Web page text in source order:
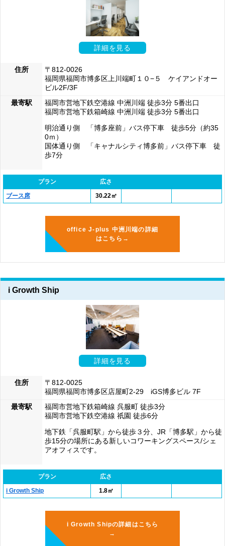
詳細を見る
住所
〒812-0026
福岡県福岡市博多区上川端町１０−５ ケイアンドオー
ビル2F/3F
最寄駅
福岡市営地下鉄空港線 中洲川端 徒歩3分 5番出口
福岡市営地下鉄箱崎線 中洲川端 徒歩3分 5番出口
明治通り側 「博多座前」バス停下車 徒歩5分（約35
0ｍ）
国体通り側 「キャナルシティ博多前」バス停下車 徒
歩7分
プラン
広さ
ブース席
30.22㎡
office J-plus 中洲川端の詳細
はこちら→
i Growth Ship
詳細を見る
住所
〒812-0025
福岡県福岡市博多区店屋町2-29 iGS博多ビル 7F
最寄駅
福岡市営地下鉄箱崎線 呉服町 徒歩3分
福岡市営地下鉄空港線 祇園 徒歩6分
地下鉄「呉服町駅」から徒歩３分、JR「博多駅」から徒
歩15分の場所にある新しいコワーキングスペース/シェ
アオフィスです。
プラン
広さ
i Growth Ship
1.8㎡
i Growth Shipの詳細はこちら
→